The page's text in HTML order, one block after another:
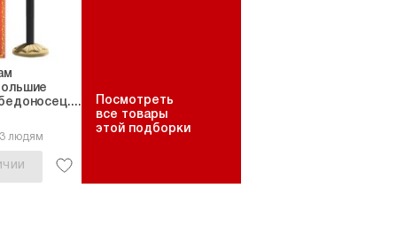
людям
Посмотреть
все товары
этой подборки